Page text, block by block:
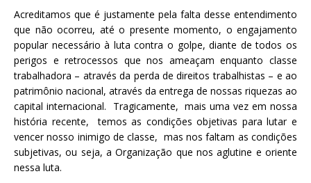
Acreditamos que é justamente pela falta desse entendimento
que não ocorreu, até o presente momento, o engajamento
popular necessário à luta contra o golpe, diante de todos os
perigos e retrocessos que nos ameaçam enquanto classe
trabalhadora – através da perda de direitos trabalhistas – e ao
patrimônio nacional, através da entrega de nossas riquezas ao
capital internacional. Tragicamente, mais uma vez em nossa
história recente, temos as condições objetivas para lutar e
vencer nosso inimigo de classe, mas nos faltam as condições
subjetivas, ou seja, a Organização que nos aglutine e oriente
nessa luta.